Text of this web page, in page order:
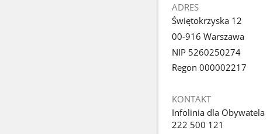
ADRES
Świętokrzyska 12
00-916 Warszawa
NIP 5260250274
Regon 000002217
KONTAKT
Infolinia dla Obywatela
222 500 121